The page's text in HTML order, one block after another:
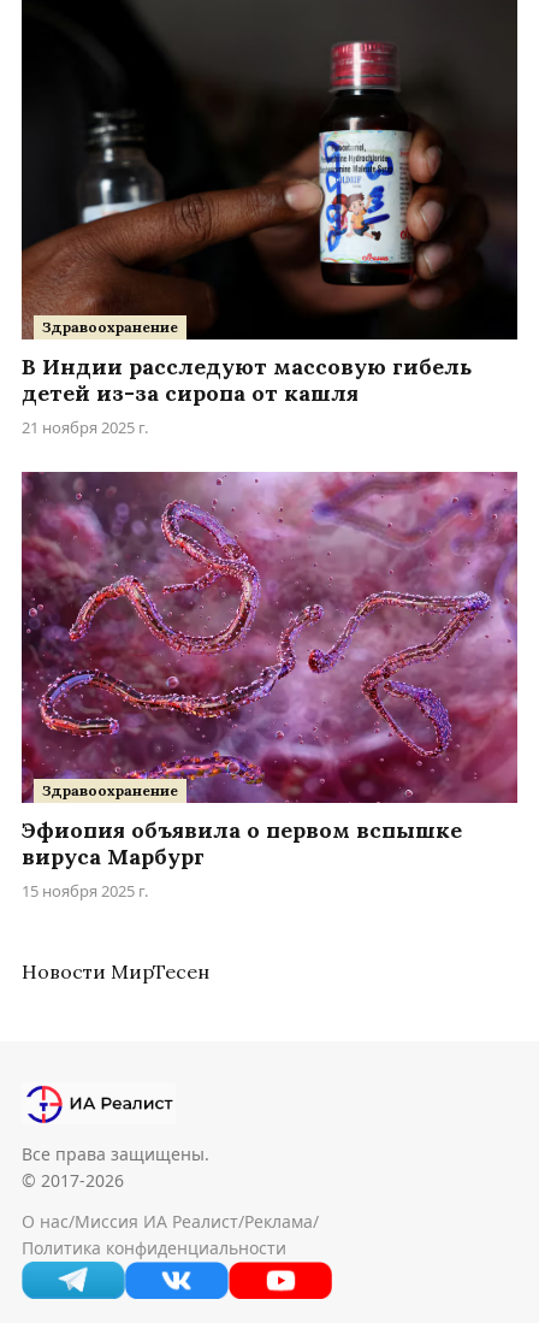
Здравоохранение
В Индии расследуют массовую гибель
детей из-за сиропа от кашля
21 ноября 2025 г.
Здравоохранение
Эфиопия объявила о первом вспышке
вируса Марбург
15 ноября 2025 г.
Новости МирТесен
Все права защищены.
© 2017-2026
О нас/Миссия ИА Реалист/Реклама/
Политика конфиденциальности